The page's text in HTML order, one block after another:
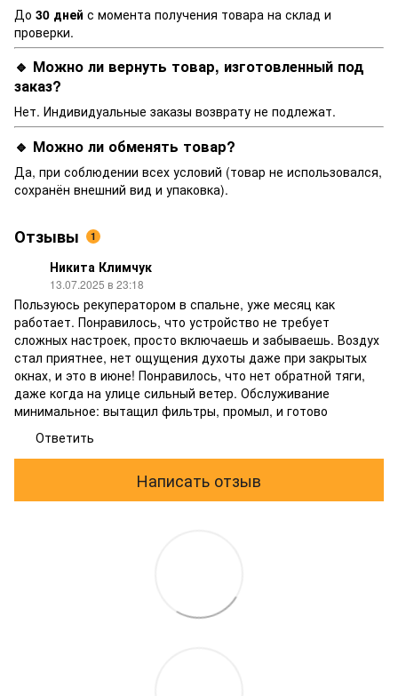
До 30 дней с момента получения товара на склад и
проверки.
🔹 Можно ли вернуть товар, изготовленный под
заказ?
Нет. Индивидуальные заказы возврату не подлежат.
🔹 Можно ли обменять товар?
Да, при соблюдении всех условий (товар не использовался,
сохранён внешний вид и упаковка).
Отзывы 1
Никита Климчук
13.07.2025 в 23:18
Пользуюсь рекуператором в спальне, уже месяц как
работает. Понравилось, что устройство не требует
сложных настроек, просто включаешь и забываешь. Воздух
стал приятнее, нет ощущения духоты даже при закрытых
окнах, и это в июне! Понравилось, что нет обратной тяги,
даже когда на улице сильный ветер. Обслуживание
минимальное: вытащил фильтры, промыл, и готово
Ответить
Написать отзыв